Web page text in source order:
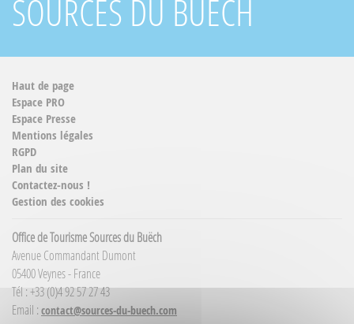
SOURCES DU BUËCH
Haut de page
Espace PRO
Espace Presse
Mentions légales
RGPD
Plan du site
Contactez-nous !
Gestion des cookies
Office de Tourisme Sources du Buëch
Avenue Commandant Dumont
05400 Veynes - France
Tél : +33 (0)4 92 57 27 43
Email : contact@sources-du-buech.com